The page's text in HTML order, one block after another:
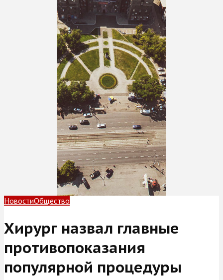
НовостиОбщество
Хирург назвал главные
противопоказания
популярной процедуры